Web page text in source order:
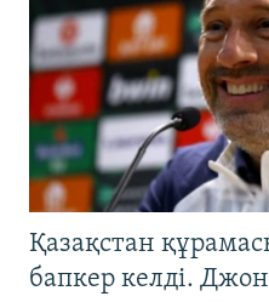
Қазақстан
бапкер келді.